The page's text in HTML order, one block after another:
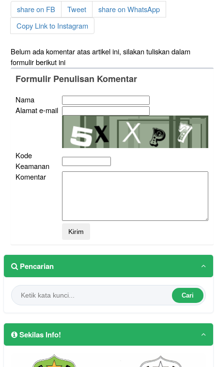
share on FB Tweet
share on WhatsApp
Copy Link to Instagram
Belum ada komentar atas artikel ini, silakan tuliskan dalam
formulir berikut ini
Formulir Penulisan Komentar
Nama
Alamat e-mail
Kode
Keamanan
Komentar
Pencarian
Cari
Sekilas Info!